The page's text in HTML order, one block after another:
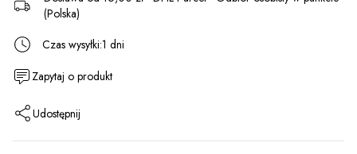
(Polska)
Czas wysyłki:1 dni
Zapytaj o produkt
Udostępnij